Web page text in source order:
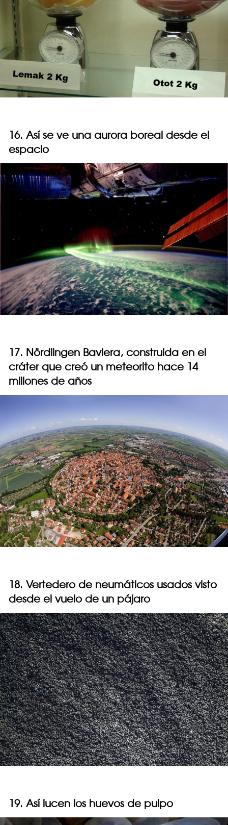
16. Así se ve una aurora boreal desde el
espacio
17. Nördlingen Baviera, construida en el
cráter que creó un meteorito hace 14
millones de años
18. Vertedero de neumáticos usados visto
desde el vuelo de un pájaro
19. Así lucen los huevos de pulpo